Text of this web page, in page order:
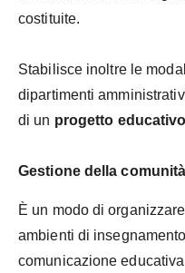
costituite.
Stabilisce inoltre le
dipartimenti
di un progetto
Gestione della comunità
È un modo di
ambienti di
comunicazione